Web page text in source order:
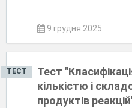
9 грудня 2025
ТЕСТ
Тест
кількістю і
продуктів